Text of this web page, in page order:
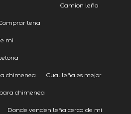
Camion leña
lena
mi
chimenea Cual leña es mejor
chimenea
Donde venden leña cerca de mi